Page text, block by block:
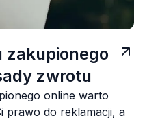
zakupionego
zwrotu
online warto
prawo do reklamacji, a